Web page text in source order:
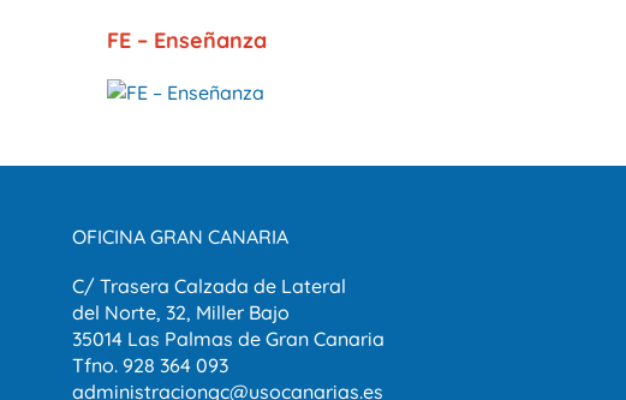
FE – Enseñanza
OFICINA GRAN CANARIA
C/ Trasera Calzada de Lateral
del Norte, 32, Miller Bajo
35014 Las Palmas de Gran Canaria
Tfno. 928 364 093
administraciongc@usocanarias.es